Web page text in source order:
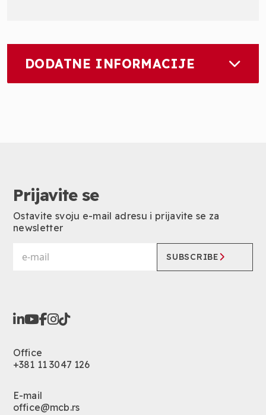
DODATNE INFORMACIJE
Prijavite se
Ostavite svoju e-mail adresu i prijavite se za
newsletter
SUBSCRIBE
Office
+381 11 3047 126
E-mail
office@mcb.rs